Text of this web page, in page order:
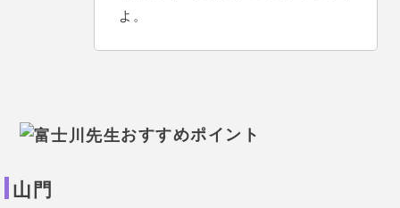
よ。
おすすめポイント
山門